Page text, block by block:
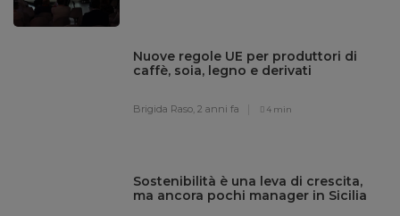
Nuove regole UE per produttori di
caffè, soia, legno e derivati
Brigida Raso,2 anni fa 4 min
Sostenibilità è una leva di crescita,
ma ancora pochi manager in Sicilia